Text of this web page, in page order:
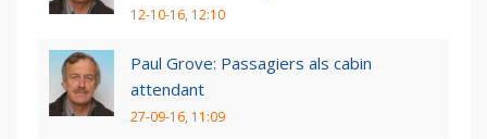
12-10-16, 12:10
Paul Grove: Passagiers als cabin
attendant
27-09-16, 11:09